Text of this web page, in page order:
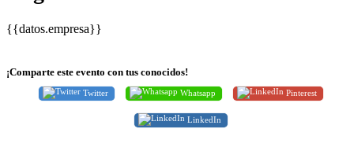
{{datos.empresa}}
¡Comparte este evento con tus conocidos!
Twitter Whatsapp Pinterest
LinkedIn